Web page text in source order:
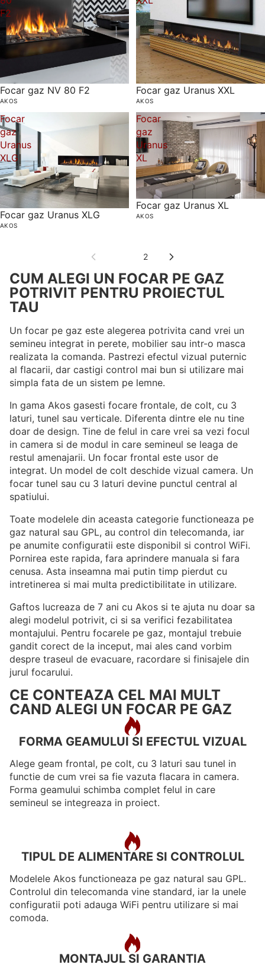
F2
Focar gaz NV 80 F2
AKOS
Focar gaz Uranus XXL
AKOS
Focar
gaz
Uranus
XLG
Focar gaz Uranus XLG
AKOS
Focar
gaz
Uranus
XL
Focar gaz Uranus XL
AKOS
2
CUM ALEGI UN FOCAR PE GAZ
POTRIVIT PENTRU PROIECTUL
TAU
Un focar pe gaz este alegerea potrivita cand vrei un
semineu integrat in perete, mobilier sau intr-o masca
realizata la comanda. Pastrezi efectul vizual puternic
al flacarii, dar castigi control mai bun si utilizare mai
simpla fata de un sistem pe lemne.
In gama Akos gasesti focare frontale, de colt, cu 3
laturi, tunel sau verticale. Diferenta dintre ele nu tine
doar de design. Tine de felul in care vrei sa vezi focul
in camera si de modul in care semineul se leaga de
restul amenajarii. Un focar frontal este usor de
integrat. Un model de colt deschide vizual camera. Un
focar tunel sau cu 3 laturi devine punctul central al
spatiului.
Toate modelele din aceasta categorie functioneaza pe
gaz natural sau GPL, au control din telecomanda, iar
pe anumite configuratii este disponibil si control WiFi.
Pornirea este rapida, fara aprindere manuala si fara
cenusa. Asta inseamna mai putin timp pierdut cu
intretinerea si mai multa predictibilitate in utilizare.
Gaftos lucreaza de 7 ani cu Akos si te ajuta nu doar sa
alegi modelul potrivit, ci si sa verifici fezabilitatea
montajului. Pentru focarele pe gaz, montajul trebuie
gandit corect de la inceput, mai ales cand vorbim
despre traseul de evacuare, racordare si finisajele din
jurul focarului.
CE CONTEAZA CEL MAI MULT
CAND ALEGI UN FOCAR PE GAZ
FORMA GEAMULUI SI EFECTUL VIZUAL
Alege geam frontal, pe colt, cu 3 laturi sau tunel in
functie de cum vrei sa fie vazuta flacara in camera.
Forma geamului schimba complet felul in care
semineul se integreaza in proiect.
TIPUL DE ALIMENTARE SI CONTROLUL
Modelele Akos functioneaza pe gaz natural sau GPL.
Controlul din telecomanda vine standard, iar la unele
configuratii poti adauga WiFi pentru utilizare si mai
comoda.
MONTAJUL SI GARANTIA